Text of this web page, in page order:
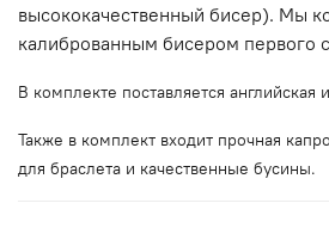
высококачественный бисер). Мы
калиброванным бисером первого
В комплекте поставляется английская
Также в комплект входит прочная
для браслета и качественные бусины.